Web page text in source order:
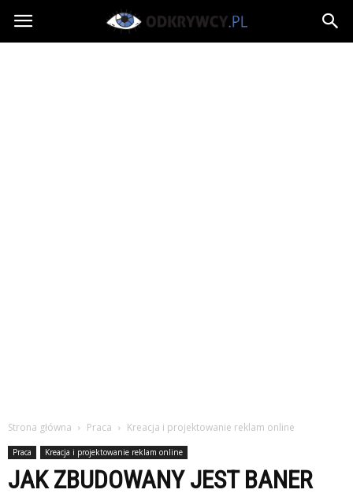
Odkrywcy.pl
Strona główna Praca Kreacja i projektowanie reklam online
Praca Kreacja i projektowanie reklam online
JAK ZBUDOWANY JEST BANER